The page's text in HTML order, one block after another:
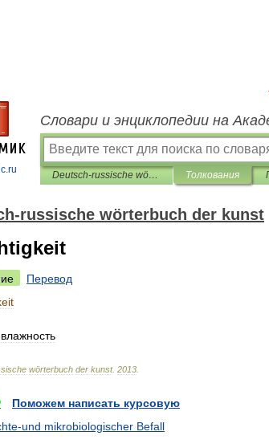
Словари и энциклопедии на
Deutsch-russische wörterbuch der kunst Толкования
russische wörterbuch der kunst
Перевод
влажность
wörterbuch der kunst. 2013
Поможем написать курсовую
und mikrobiologischer Befall